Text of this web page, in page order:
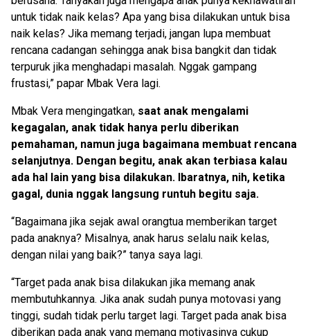
untuk tidak naik kelas? Apa yang bisa dilakukan untuk bisa
naik kelas? Jika memang terjadi, jangan lupa membuat
rencana cadangan sehingga anak bisa bangkit dan tidak
terpuruk jika menghadapi masalah. Nggak gampang
frustasi,” papar Mbak Vera lagi.
Mbak Vera mengingatkan, saat anak mengalami
kegagalan, anak tidak hanya perlu diberikan
pemahaman, namun juga bagaimana membuat rencana
selanjutnya. Dengan begitu, anak akan terbiasa kalau
ada hal lain yang bisa dilakukan. Ibaratnya, nih, ketika
gagal, dunia nggak langsung runtuh begitu saja.
“Bagaimana jika sejak awal orangtua memberikan target
pada anaknya? Misalnya, anak harus selalu naik kelas,
dengan nilai yang baik?” tanya saya lagi.
“Target pada anak bisa dilakukan jika memang anak
membutuhkannya. Jika anak sudah punya motovasi yang
tinggi, sudah tidak perlu target lagi. Target pada anak bisa
diberikan pada anak yang memang motivasinya cukup